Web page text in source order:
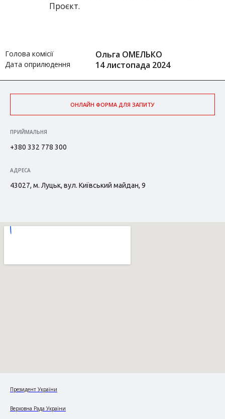
Проєкт.
Голова комісії Ольга ОМЕЛЬКО
Дата оприлюдення 14 листопада 2024
ОНЛАЙН ФОРМА ДЛЯ ЗАПИТУ
ПРИЙМАЛЬНЯ
+380 332 778 300
АДРЕСА
43027, м. Луцьк, вул. Київський майдан, 9
Президент України
Верховна Рада України